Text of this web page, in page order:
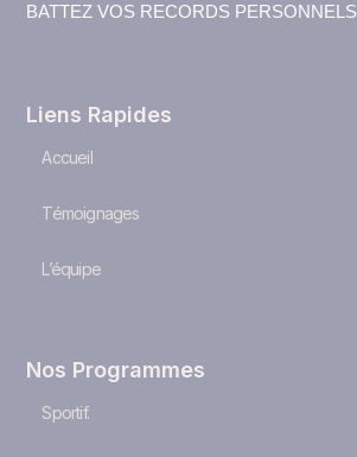
BATTEZ VOS RECORDS PERSONNELS
Liens Rapides
Accueil
Témoignages
L’équipe
Nos Programmes
Sportif.